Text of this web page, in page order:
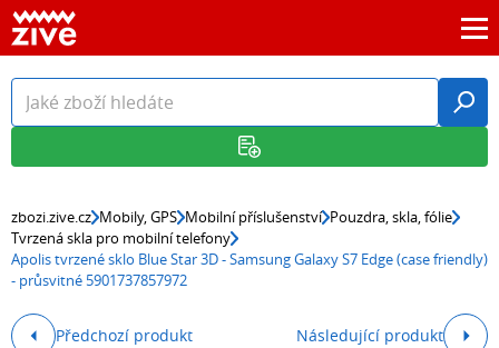
zbozi.zive.cz Mobily, GPS Mobilní příslušenství Pouzdra, skla, fólie
Tvrzená skla pro mobilní telefony
Apolis tvrzené sklo Blue Star 3D - Samsung Galaxy S7 Edge (case friendly)
- průsvitné 5901737857972
Předchozí produkt Následující produkt